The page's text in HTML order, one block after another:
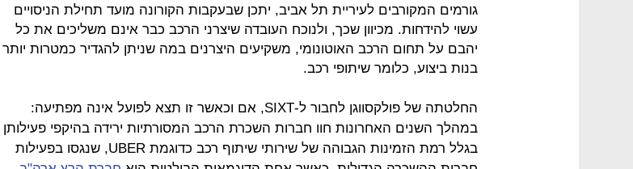
גורמים המקורבים לעיריית תל אביב, יתכן שבעקבות הקורונה מועד תחילת הניסויים
עשוי להידחות. מכיוון שכך, ולנוכח העובדה שיצרני הרכב כבר אינם משליכים את כל
יהבם על תחום הרכב האוטונומי, משקיעים היצרנים במה שניתן להגדיר כמטרות יותר
בנות ביצוע, כלומר שיתופי רכב.
החלטתה של פולקסווגן לחבור ל-SIXT, אם וכאשר זו תצא לפועל אינה מפתיעה:
במהלך השנים האחרונות חוו חברות השכרת הרכב המסורתיות ירידה בהיקפי פעילותן
בגלל רמת הזמינות הגבוהה של שירותי שיתוף רכב כדוגמת UBER, שנגסו בפעילות